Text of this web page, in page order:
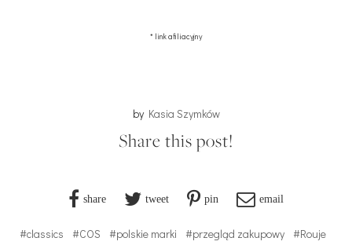
* link afiliacyjny
by Kasia Szymków
Share this post!
share tweet pin email
#classics #COS #polskie marki #przegląd zakupowy
#Rouje